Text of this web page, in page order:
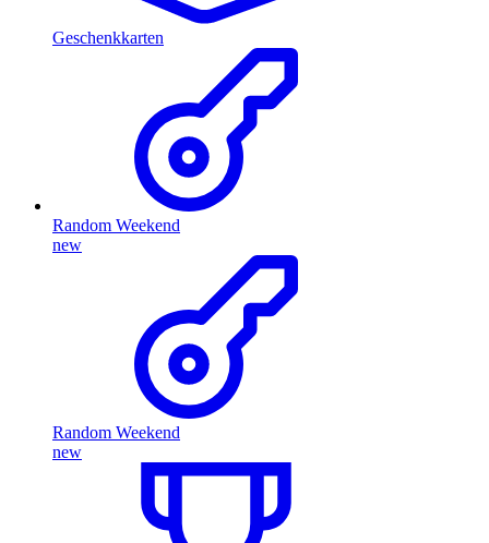
Geschenkkarten
Random Weekend
new
Random Weekend
new